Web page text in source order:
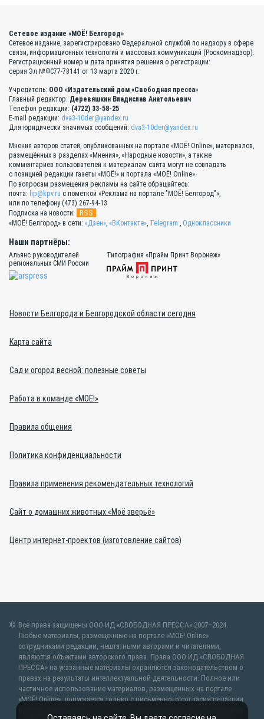
Сетевое издание «МОЁ! Белгород»
Сетевое издание, зарегистрировано Федеральной службой по надзору в сфере
связи, информационных технологий и массовых коммуникаций (Роскомнадзор).
Регистрационный номер и дата принятия решения о регистрации:
серия Эл №ФС77-78141 от 13 марта 2020 г.
Учредитель: ООО «Издательский дом «Свободная пресса»
Главный редактор: Деревяшкин Владислав Анатольевич
Телефон редакции: (4722) 33-58-25
E-mail редакции: dva3-10der@yandex.ru
Для юридически значимых сообщений: dva3-10der@yandex.ru
Мнения авторов статей, опубликованных на портале «МОЁ! Online», материалов,
размещённых в разделах «Мнения», «Народные новости», а также
комментариев пользователей к материалам сайта могут не совпадать
с позицией редакции газеты «МОЁ!» и портала «МОЁ! Online».
По вопросам размещения рекламы на сайте обращайтесь:
почта: lip@kpv.ru с пометкой «Реклама на портале "МОЁ! Белгород"»,
или по телефону (473) 267-94-13
Подписка на новости:
RSS
«МОЁ! Белгород» в сети: «Дзен», «ВКонтакте», Telegram , Одноклассники
Наши партнёры:
Альянс руководителей
региональных СМИ России
Типография «Прайм Принт Воронеж»
Новости Белгорода и Белгородской области сегодня
Карта сайта
Сад и огород весной: полезные советы
Работа в команде «МОЁ!»
Правила общения
Политика конфиденциальности
Правила применения рекомендательных технологий
Сайт о домашних животных «Моё зверьё»
Центр интернет-проектов (изготовление сайтов)
Все права защищены ООО ИД «СВОБОДНАЯ ПРЕССА» 2007–2024.
Любые материалы, размещенные на портале «МОЁ! Online»
сотрудниками редакции, нештатными авторами и читателями,
являются объектами авторского права. Права ООО ИД «СВОБОДНАЯ
ПРЕССА» на указанные материалы охраняются законодательством о
правах на результаты интеллектуальной деятельности. Полное или
частичное использование материалов, размещенных на портале
«МОЁ! Online», допускается только с письменного согласия редакции